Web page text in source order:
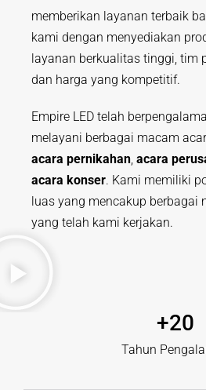
memberikan layanan terbaik
kami dengan menyediakan
layanan berkualitas tinggi, tim
dan harga yang kompetitif.
Empire LED telah
melayani berbagai macam
acara pernikahan, acara
acara konser. Kami memiliki
luas yang mencakup berbagai
yang telah kami kerjakan.
Tahun
+20